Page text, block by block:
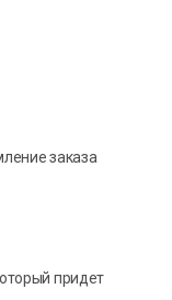
заказа
придет